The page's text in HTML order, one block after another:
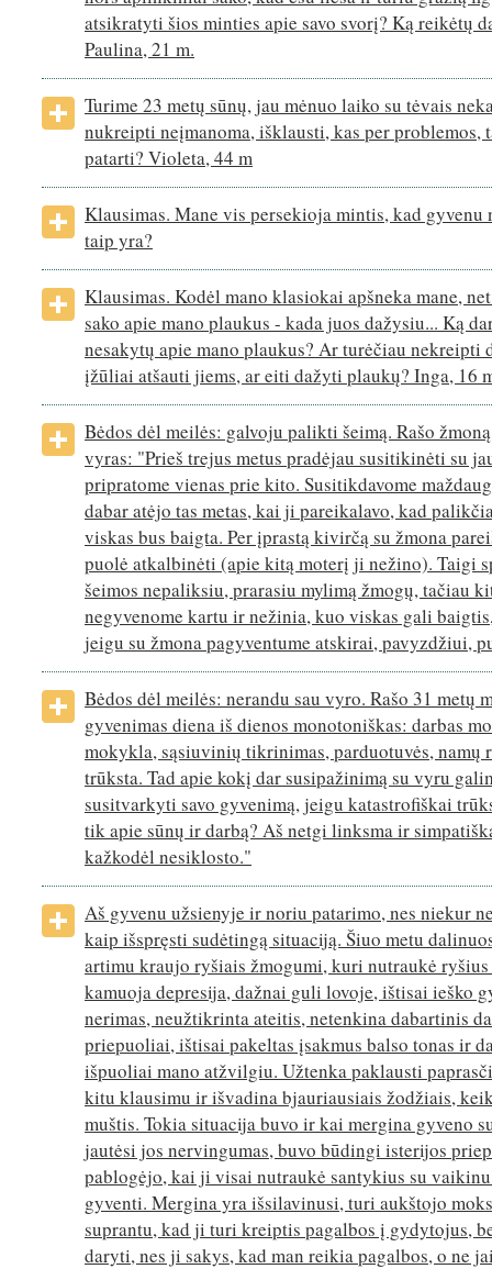
atsikratyti šios minties apie savo svorį? Ką reikėtų
Paulina, 21 m.
Turime 23 metų sūnų, jau mėnuo laiko su tėvais
nukreipti neįmanoma, išklausti, kas per problemos,
patarti? Violeta, 44 m
Klausimas. Mane vis persekioja mintis, kad gyvenu
taip yra?
Klausimas. Kodėl mano klasiokai apšneka mane,
sako apie mano plaukus - kada juos dažysiu... Ką
nesakytų apie mano plaukus? Ar turėčiau nekreipti
įžūliai atšauti jiems, ar eiti dažyti plaukų? Inga, 16
Bėdos dėl meilės: galvoju palikti šeimą. Rašo
vyras: "Prieš trejus metus pradėjau susitikinėti su
pripratome vienas prie kito. Susitikdavome
dabar atėjo tas metas, kai ji pareikalavo, kad
viskas bus baigta. Per įprastą kivirčą su žmona
puolė atkalbinėti (apie kitą moterį ji nežino). Taigi
šeimos nepaliksiu, prarasiu mylimą žmogų, tačiau
negyvenome kartu ir nežinia, kuo viskas gali
jeigu su žmona pagyventume atskirai, pavyzdžiui,
Bėdos dėl meilės: nerandu sau vyro. Rašo 31 metų
gyvenimas diena iš dienos monotoniškas: darbas
mokykla, sąsiuvinių tikrinimas, parduotuvės, namų
trūksta. Tad apie kokį dar susipažinimą su vyru
susitvarkyti savo gyvenimą, jeigu katastrofiškai
tik apie sūnų ir darbą? Aš netgi linksma ir
kažkodėl nesiklosto."
Aš gyvenu užsienyje ir noriu patarimo, nes niekur
kaip išspręsti sudėtingą situaciją. Šiuo metu
artimu kraujo ryšiais žmogumi, kuri nutraukė
kamuoja depresija, dažnai guli lovoje, ištisai ieško
nerimas, neužtikrinta ateitis, netenkina dabartinis
priepuoliai, ištisai pakeltas įsakmus balso tonas ir
išpuoliai mano atžvilgiu. Užtenka paklausti
kitu klausimu ir išvadina bjauriausiais žodžiais,
muštis. Tokia situacija buvo ir kai mergina gyveno
jautėsi jos nervingumas, buvo būdingi isterijos
pablogėjo, kai ji visai nutraukė santykius su
gyventi. Mergina yra išsilavinusi, turi aukštojo
suprantu, kad ji turi kreiptis pagalbos į gydytojus,
daryti, nes ji sakys, kad man reikia pagalbos, o ne